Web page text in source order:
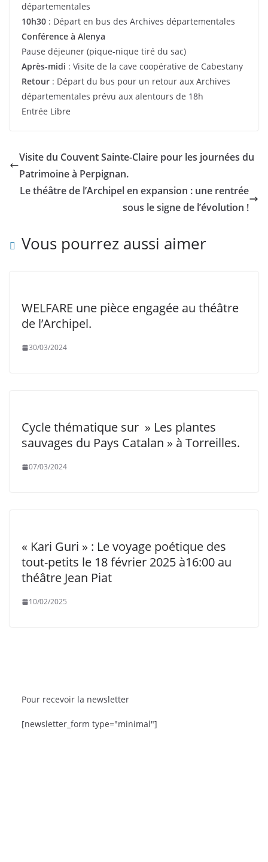
départementales
10h30 : Départ en bus des Archives départementales
Conférence à Alenya
Pause déjeuner (pique-nique tiré du sac)
Après-midi : Visite de la cave coopérative de Cabestany
Retour : Départ du bus pour un retour aux Archives
départementales prévu aux alentours de 18h
Entrée Libre
Visite du Couvent Sainte-Claire pour les journées du
Patrimoine à Perpignan.
Le théâtre de l’Archipel en expansion : une rentrée
sous le signe de l’évolution !
Vous pourrez aussi aimer
WELFARE une pièce engagée au théâtre
de l’Archipel.
30/03/2024
Cycle thématique sur » Les plantes
sauvages du Pays Catalan » à Torreilles.
07/03/2024
« Kari Guri » : Le voyage poétique des
tout-petits le 18 février 2025 à16:00 au
théâtre Jean Piat
10/02/2025
Pour recevoir la newsletter
[newsletter_form type="minimal"]